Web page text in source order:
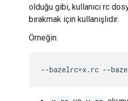
olduğu gibi, kullanıcı rc
bırakmak için kullanışlıdır.
Örneğin: